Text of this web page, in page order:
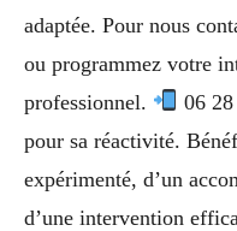
adaptée. Pour nous
ou programmez votre
professionnel.
06
pour sa réactivité.
expérimenté, d’un
d’une intervention